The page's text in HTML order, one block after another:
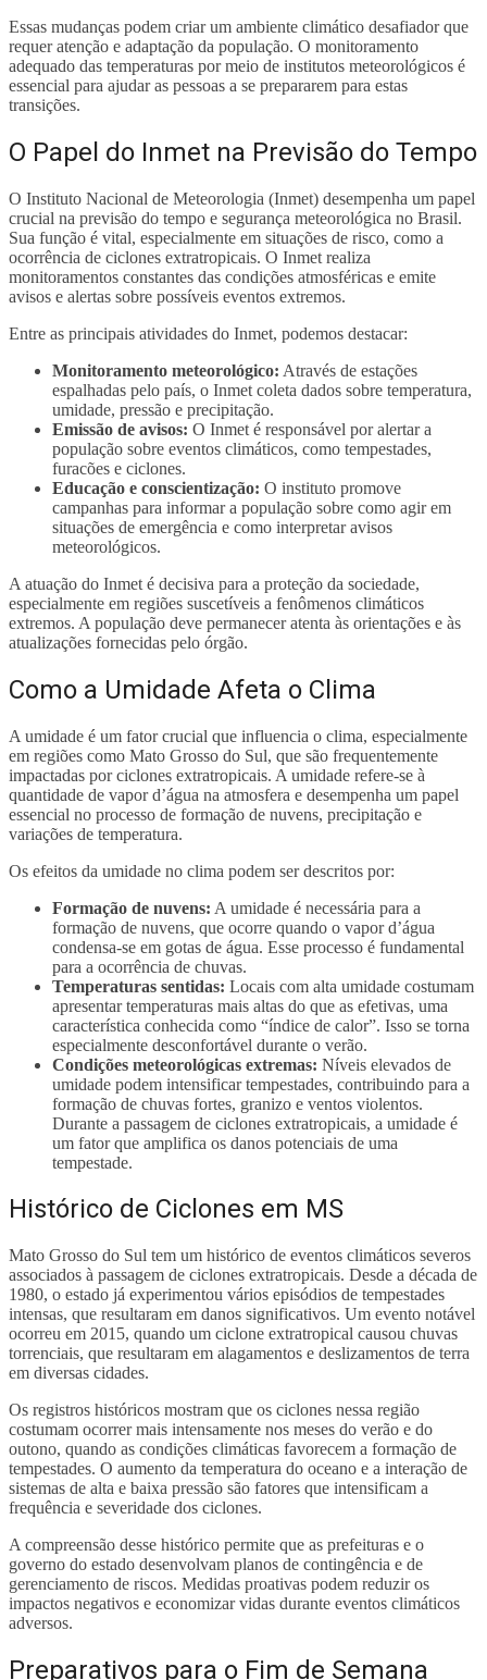
Essas mudanças podem criar um ambiente climático desafiador que
requer atenção e adaptação da população. O monitoramento
adequado das temperaturas por meio de institutos meteorológicos é
essencial para ajudar as pessoas a se prepararem para estas
transições.
O Papel do Inmet na Previsão do Tempo
O Instituto Nacional de Meteorologia (Inmet) desempenha um papel
crucial na previsão do tempo e segurança meteorológica no Brasil.
Sua função é vital, especialmente em situações de risco, como a
ocorrência de ciclones extratropicais. O Inmet realiza
monitoramentos constantes das condições atmosféricas e emite
avisos e alertas sobre possíveis eventos extremos.
Entre as principais atividades do Inmet, podemos destacar:
Monitoramento meteorológico: Através de estações
espalhadas pelo país, o Inmet coleta dados sobre temperatura,
umidade, pressão e precipitação.
Emissão de avisos: O Inmet é responsável por alertar a
população sobre eventos climáticos, como tempestades,
furacões e ciclones.
Educação e conscientização: O instituto promove
campanhas para informar a população sobre como agir em
situações de emergência e como interpretar avisos
meteorológicos.
A atuação do Inmet é decisiva para a proteção da sociedade,
especialmente em regiões suscetíveis a fenômenos climáticos
extremos. A população deve permanecer atenta às orientações e às
atualizações fornecidas pelo órgão.
Como a Umidade Afeta o Clima
A umidade é um fator crucial que influencia o clima, especialmente
em regiões como Mato Grosso do Sul, que são frequentemente
impactadas por ciclones extratropicais. A umidade refere-se à
quantidade de vapor d’água na atmosfera e desempenha um papel
essencial no processo de formação de nuvens, precipitação e
variações de temperatura.
Os efeitos da umidade no clima podem ser descritos por:
Formação de nuvens: A umidade é necessária para a
formação de nuvens, que ocorre quando o vapor d’água
condensa-se em gotas de água. Esse processo é fundamental
para a ocorrência de chuvas.
Temperaturas sentidas: Locais com alta umidade costumam
apresentar temperaturas mais altas do que as efetivas, uma
característica conhecida como “índice de calor”. Isso se torna
especialmente desconfortável durante o verão.
Condições meteorológicas extremas: Níveis elevados de
umidade podem intensificar tempestades, contribuindo para a
formação de chuvas fortes, granizo e ventos violentos.
Durante a passagem de ciclones extratropicais, a umidade é
um fator que amplifica os danos potenciais de uma
tempestade.
Histórico de Ciclones em MS
Mato Grosso do Sul tem um histórico de eventos climáticos severos
associados à passagem de ciclones extratropicais. Desde a década de
1980, o estado já experimentou vários episódios de tempestades
intensas, que resultaram em danos significativos. Um evento notável
ocorreu em 2015, quando um ciclone extratropical causou chuvas
torrenciais, que resultaram em alagamentos e deslizamentos de terra
em diversas cidades.
Os registros históricos mostram que os ciclones nessa região
costumam ocorrer mais intensamente nos meses do verão e do
outono, quando as condições climáticas favorecem a formação de
tempestades. O aumento da temperatura do oceano e a interação de
sistemas de alta e baixa pressão são fatores que intensificam a
frequência e severidade dos ciclones.
A compreensão desse histórico permite que as prefeituras e o
governo do estado desenvolvam planos de contingência e de
gerenciamento de riscos. Medidas proativas podem reduzir os
impactos negativos e economizar vidas durante eventos climáticos
adversos.
Preparativos para o Fim de Semana